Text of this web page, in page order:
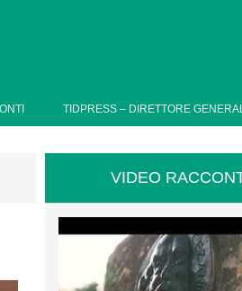
TIDPRESS – DIRETTORE
VIDEO